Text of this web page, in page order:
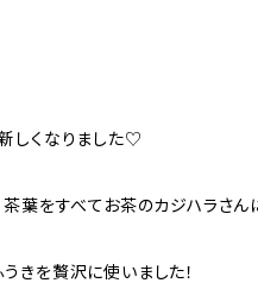
しくなりました♡
葉をすべてお茶のカジハラさん
きを贅沢に使いました！